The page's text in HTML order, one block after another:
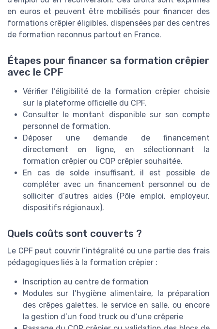
en euros et peuvent être mobilisés pour financer des
formations crêpier éligibles, dispensées par des centres
de formation reconnus partout en France.
Étapes pour financer sa formation crêpier
avec le CPF
Vérifier l’éligibilité de la formation crêpier choisie
sur la plateforme officielle du CPF.
Consulter le montant disponible sur son compte
personnel de formation.
Déposer une demande de financement
directement en ligne, en sélectionnant la
formation crêpier ou CQP crêpier souhaitée.
En cas de solde insuffisant, il est possible de
compléter avec un financement personnel ou de
solliciter d’autres aides (Pôle emploi, employeur,
dispositifs régionaux).
Quels coûts sont couverts ?
Le CPF peut couvrir l’intégralité ou une partie des frais
pédagogiques liés à la formation crêpier :
Inscription au centre de formation
Modules sur l’hygiène alimentaire, la préparation
des crêpes galettes, le service en salle, ou encore
la gestion d’un food truck ou d’une crêperie